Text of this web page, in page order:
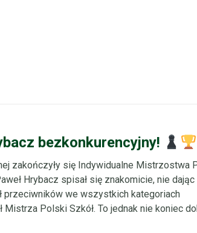
bezkonkurencyjny!
zakończyły się Indywidualne Mistrzostwa
Hrybacz spisał się znakomicie, nie
przeciwników we wszystkich kategoriach
Mistrza Polski Szkół. To jednak nie koniec